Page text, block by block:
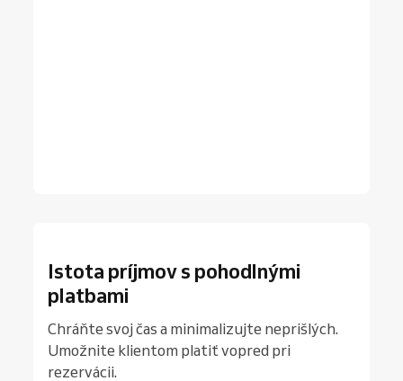
Istota príjmov s pohodlnými
platbami
Chráňte svoj čas a minimalizujte neprišlých.
Umožnite klientom platiť vopred pri
rezervácii.